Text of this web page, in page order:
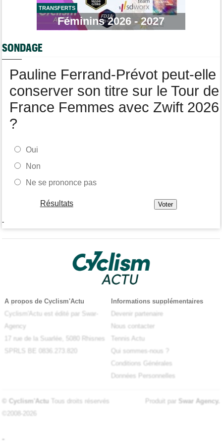
La startlist complète du Tour Femmes... déjà 16 abandons
Tour du Portugal
La surprise Francisco Campos remporte la 1ère étape
Tour de Pologne
TRANSFERTS
Féminins 2026 - 2027
SONDAGE
Pauline Ferrand-Prévot peut-elle
conserver son titre sur le Tour de
France Femmes avec Zwift 2026
?
Oui
Non
Ne se prononce pas
Résultats
-
A propos de Cyclism'Actu
Cyclism'Actu est édité par Swar-
Agency
17 rue de la Suarlée, 5080 Rhisnes
SPRLS BE 0836.273.820
Informations supplémentaires
Devenir partenaire
Nous contacter
Tennis Actu
Qui sommes-nous ?
Conditions Générales
Données Personnelles
© Cyclism'Actu Tous droits réservés
©2008-2026
Produit par Swar Agency.
-